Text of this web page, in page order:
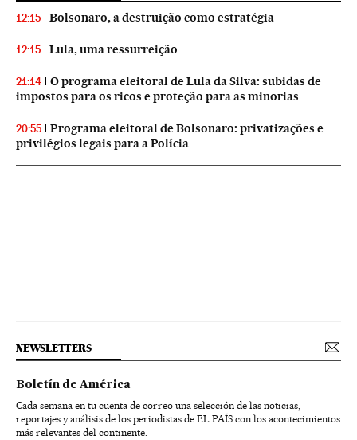
12:15 Bolsonaro, a destruição como estratégia
12:15 Lula, uma ressurreição
21:14
O programa eleitoral de Lula da Silva: subidas de
impostos para os ricos e proteção para as minorias
20:55
Programa eleitoral de Bolsonaro: privatizações e
privilégios legais para a Polícia
NEWSLETTERS
Boletín de América
Cada semana en tu cuenta de correo una selección de las noticias,
reportajes y análisis de los periodistas de EL PAÍS con los acontecimientos
más relevantes del continente.